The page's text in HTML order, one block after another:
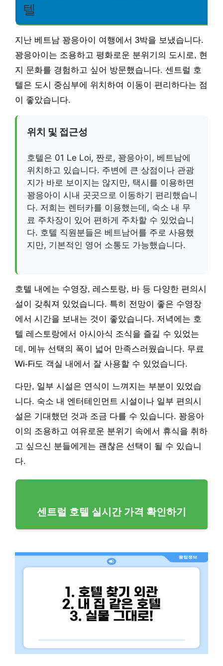
텔
지난 베트남 꽝응아이 여행에서 3박을 보냈습니다.
꽝응아이는 조용하고 평화로운 분위기의 도시로, 현
지 문화를 경험하고 싶어 방문했습니다. 센트럴 호
텔은 도시 중심부에 위치하여 이동이 편리하다는 점
이 좋았습니다.
위치 및 접근성
호텔은 01 Le Loi, 짠로, 꽝응아이, 베트남에
위치하고 있습니다. 주변에 큰 상점이나 관광
지가 바로 보이지는 않지만, 택시를 이용하면
꽝응아이 시내 곳곳으로 이동하기 편리했습니
다. 저희는 렌터카를 이용했는데, 숙소 내 무
료 주차장이 있어 편하게 주차할 수 있었습니
다. 호텔 직원분들은 베트남어를 주로 사용했
지만, 기본적인 영어 소통도 가능했습니다.
호텔 내에는 수영장, 레스토랑, 바 등 다양한 편의시
설이 갖춰져 있었습니다. 특히 전망이 좋은 수영장
에서 시간을 보내는 것이 좋았습니다. 저녁에는 호
텔 레스토랑에서 아시아식 조식을 즐길 수 있었는
데, 메뉴 선택의 폭이 넓어 만족스러웠습니다. 무료
Wi-Fi도 객실 내에서 잘 사용할 수 있었습니다.
다만, 일부 시설은 연식이 느껴지는 부분이 있었습
니다. 숙소 내 엔터테인먼트 시설이나 일부 편의시
설은 기대했던 것과 조금 다를 수 있습니다. 꽝응아
이의 조용하고 여유로운 분위기 속에서 휴식을 취하
고 싶으신 분들에게는 괜찮은 선택이 될 수 있습니
다.
센트럴 호텔 실시간 가격 확인하기